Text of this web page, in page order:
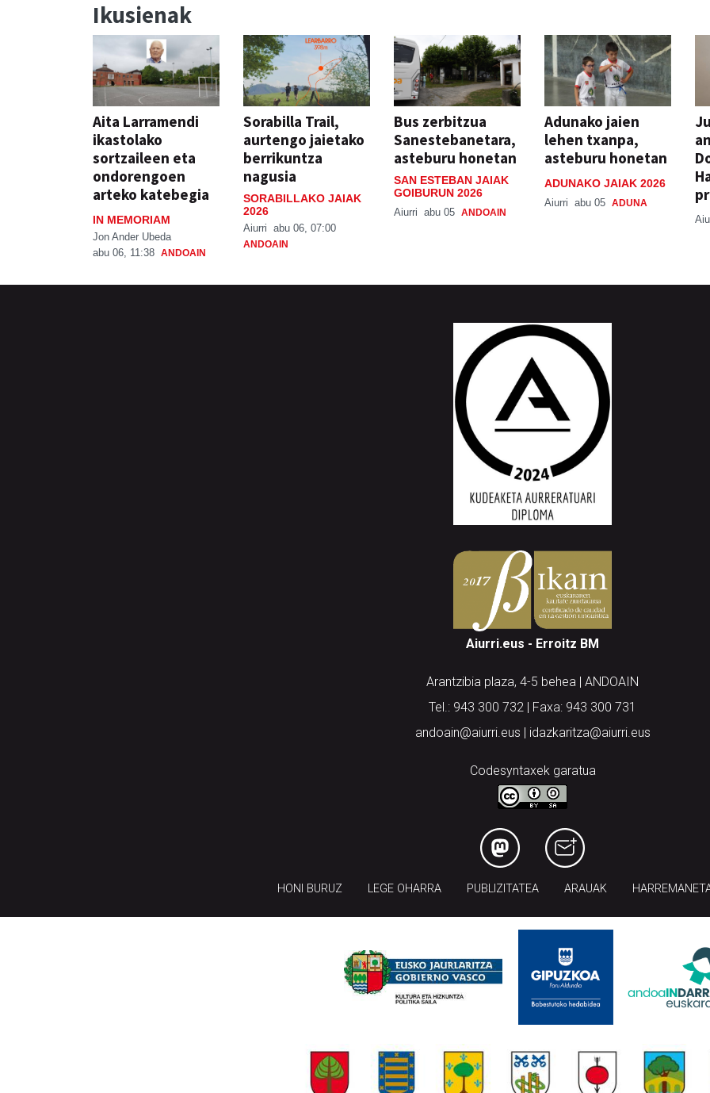
Ikusienak
Aita Larramendi
ikastolako
sortzaileen eta
ondorengoen
arteko katebegia
IN MEMORIAM
Jon Ander Ubeda
abu 06, 11:38 ANDOAIN
Sorabilla Trail,
aurtengo jaietako
berrikuntza
nagusia
SORABILLAKO JAIAK
2026
Aiurri abu 06, 07:00
ANDOAIN
Bus zerbitzua
Sanestebanetara,
asteburu honetan
SAN ESTEBAN JAIAK
GOIBURUN 2026
Aiurri abu 05 ANDOAIN
Adunako jaien
lehen txanpa,
asteburu honetan
ADUNAKO JAIAK 2026
Aiurri abu 05 ADUNA
Aiurri.eus - Erroitz BM
Arantzibia plaza, 4-5 behea | ANDOAIN
Tel.: 943 300 732 | Faxa: 943 300 731
andoain@aiurri.eus | idazkaritza@aiurri.eus
Codesyntaxek garatua
HONI BURUZ LEGE OHARRA PUBLIZITATEA ARAUAK